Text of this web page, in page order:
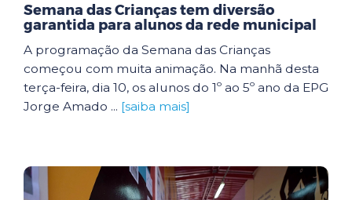
Semana das Crianças tem diversão
garantida para alunos da rede municipal
A programação da Semana das Crianças
começou com muita animação. Na manhã desta
terça-feira, dia 10, os alunos do 1º ao 5º ano da EPG
Jorge Amado ... [saiba mais]